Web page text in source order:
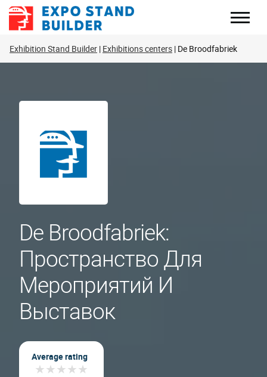
Перейти
Exhibition Stand Builder Exhibitions centers De Broodfabriek
De Broodfabriek:
Пространство Для
Мероприятий И
Выставок
Average rating
★★★★★
★★★★★